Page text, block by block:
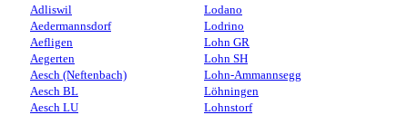
Adliswil
Aedermannsdorf
Aefligen
Aegerten
Aesch (Neftenbach)
Aesch BL
Aesch LU
Lodano
Lodrino
Lohn GR
Lohn SH
Lohn-Ammannsegg
Löhningen
Lohnstorf